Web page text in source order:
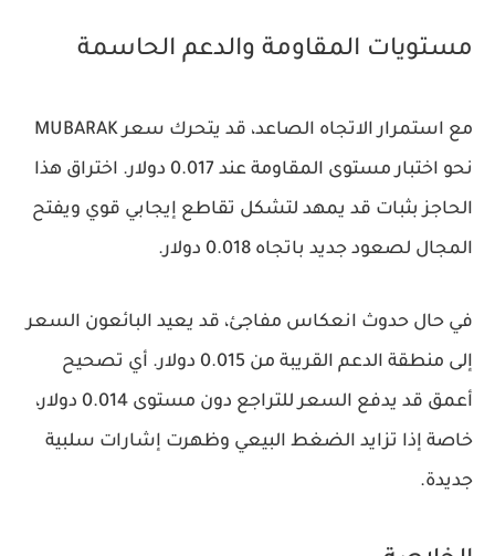
مستويات المقاومة والدعم الحاسمة
مع استمرار الاتجاه الصاعد، قد يتحرك سعر MUBARAK
نحو اختبار مستوى المقاومة عند 0.017 دولار. اختراق هذا
الحاجز بثبات قد يمهد لتشكل تقاطع إيجابي قوي ويفتح
المجال لصعود جديد باتجاه 0.018 دولار.
في حال حدوث انعكاس مفاجئ، قد يعيد البائعون السعر
إلى منطقة الدعم القريبة من 0.015 دولار. أي تصحيح
أعمق قد يدفع السعر للتراجع دون مستوى 0.014 دولار،
خاصة إذا تزايد الضغط البيعي وظهرت إشارات سلبية
جديدة.